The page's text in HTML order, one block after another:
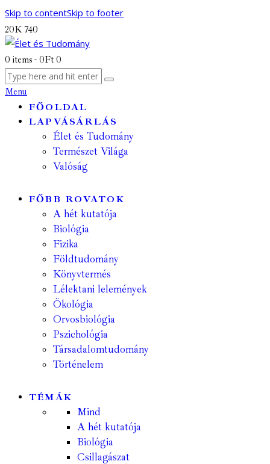
Skip to contentSkip to footer
20K 740
0 items - 0Ft 0
Menu
FŐOLDAL
LAPVÁSÁRLÁS
Élet és Tudomány
Természet Világa
Valóság
FŐBB ROVATOK
A hét kutatója
Biológia
Fizika
Földtudomány
Könyvtermés
Lélektani lelemények
Ökológia
Orvosbiológia
Pszichológia
Társadalomtudomány
Történelem
TÉMÁK
Mind
A hét kutatója
Biológia
Csillagászat